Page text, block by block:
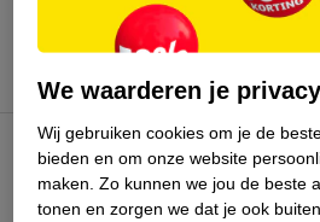
Kruidvat Club
We waarderen je privacy
Wij gebruiken cookies om je de
bieden en om onze website
maken. Zo kunnen we jou de beste
tonen en zorgen we dat je ook